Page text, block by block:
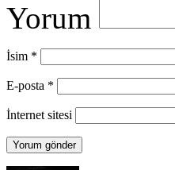
Yorum
İsim *
E-posta *
İnternet sitesi